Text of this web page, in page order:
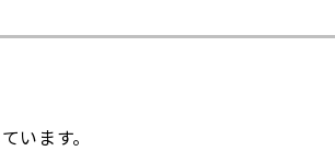
います。